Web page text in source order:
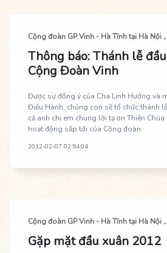
Cộng đoàn GP Vinh - Hà Tĩnh tại Hà Nội
Thông báo: Thánh lễ
Cộng Đoàn Vinh
Được sự đồng ý của Cha Linh Hướng và
Điều Hành, chúng con sẽ tổ chức thánh
cả anh chị em chung lời tạ ơn Thiên
hoạt động sắp tới của Cộng đoàn.
2012-02-07 02:54:04
Cộng đoàn GP Vinh - Hà Tĩnh tại Hà Nội
Gặp mặt đầu xuân 2012